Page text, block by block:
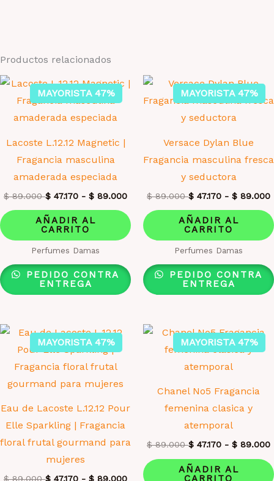
Productos relacionados
MAYORISTA 47%
Lacoste L.12.12 Magnetic |
Fragancia masculina
amaderada especiada
$89.000 $ 47.170 - $ 89.000
AÑADIR AL
CARRITO
Perfumes Damas
PEDIDO CONTRA
ENTREGA
MAYORISTA 47%
Versace Dylan Blue
Fragancia masculina fresca
y seductora
$89.000 $ 47.170 - $ 89.000
AÑADIR AL
CARRITO
Perfumes Damas
PEDIDO CONTRA
ENTREGA
MAYORISTA 47%
Eau de Lacoste L.12.12 Pour
Elle Sparkling | Fragancia
floral frutal gourmand para
mujeres
$89.000 $ 47.170 - $ 89.000
MAYORISTA 47%
Chanel No5 Fragancia
femenina clasica y
atemporal
$89.000 $ 47.170 - $ 89.000
AÑADIR AL
CARRITO